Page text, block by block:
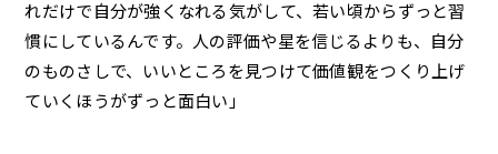
れだけで自分が強くなれる気がして、若い頃からずっと習
慣にしているんです。人の評価や星を信じるよりも、自分
のものさしで、いいところを見つけて価値観をつくり上げ
ていくほうがずっと面白い」